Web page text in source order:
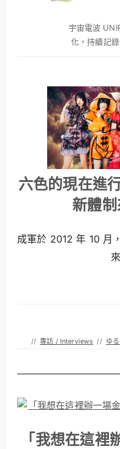
宇宙電波
化，持續記
六色的現在進
新體
成軍於 2012 年 10 月
// 專訪 / Interviews // ゆ
「我想在這裡